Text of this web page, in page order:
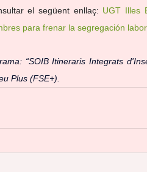
el següent enllaç: UGT Illes
para frenar la segregación
“SOIB Itineraris Integrats
Plus (FSE+).